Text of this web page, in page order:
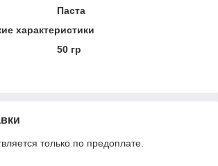
Паста
характеристики
50 гр
только по предоплате.